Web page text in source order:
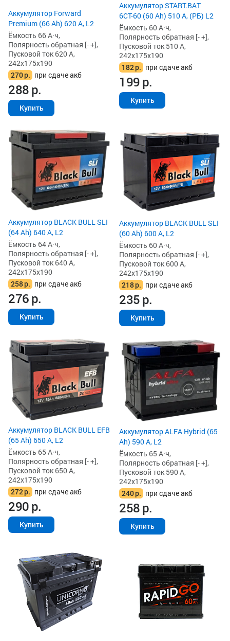
Аккумулятор Forward
Premium (66 Ah) 620 А, L2
Ёмкость 66 А·ч,
Полярность обратная [- +],
Пусковой ток 620 А,
242x175x190
270р. при сдаче акб
288р.
Купить
Аккумулятор START.BAT
6СТ-60 (60 Ah) 510 А, (РБ) L2
Ёмкость 60 А·ч,
Полярность обратная [- +],
Пусковой ток 510 А,
242x175x190
182р. при сдаче акб
199р.
Купить
Аккумулятор BLACK BULL SLI
(64 Ah) 640 А, L2
Ёмкость 64 А·ч,
Полярность обратная [- +],
Пусковой ток 640 А,
242x175x190
258р. при сдаче акб
276р.
Купить
Аккумулятор BLACK BULL SLI
(60 Ah) 600 А, L2
Ёмкость 60 А·ч,
Полярность обратная [- +],
Пусковой ток 600 А,
242x175x190
218р. при сдаче акб
235р.
Купить
Аккумулятор BLACK BULL EFB
(65 Ah) 650 А, L2
Ёмкость 65 А·ч,
Полярность обратная [- +],
Пусковой ток 650 А,
242x175x190
272р. при сдаче акб
290р.
Купить
Аккумулятор ALFA Hybrid (65
Ah) 590 А, L2
Ёмкость 65 А·ч,
Полярность обратная [- +],
Пусковой ток 590 А,
242x175x190
240р. при сдаче акб
258р.
Купить